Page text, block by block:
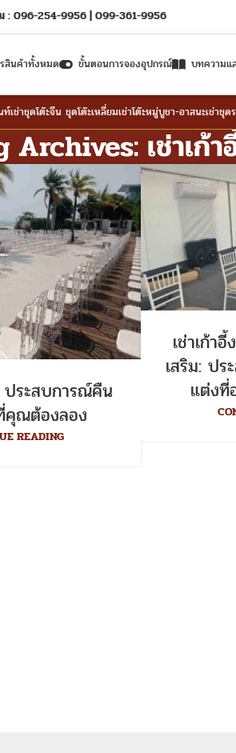
: 096-254-9956 | 099-361-9956
สินค้าทั้งหมด ขั้นตอนการจองอุปกรณ์ บทความแ
ท์เช่าชุดโต๊ะจีน ชุดโต๊ะเหลี่ยมเช่าโต๊ะหมู่บูชา-อาสนะเช่าชุด
Archives: เช่าเก้
ระสบการณ์คืน
คุณต้องลอง
READING
เช่าเก้า
เสริม: ป
แต่งที่